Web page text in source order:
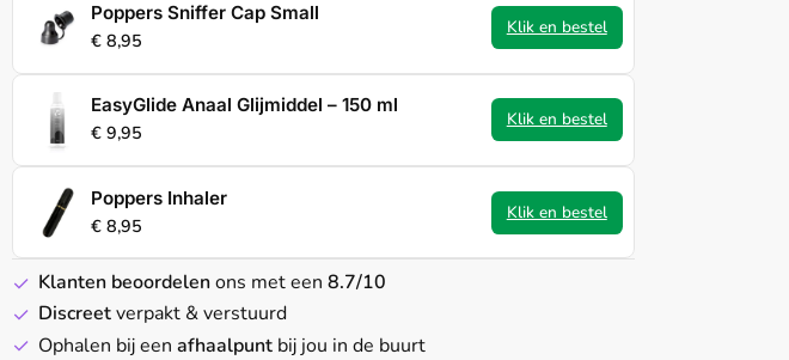
Poppers Sniffer Cap Small
€ 8,95
Klik en bestel
EasyGlide Anaal Glijmiddel – 150 ml
€ 9,95
Klik en bestel
Poppers Inhaler
€ 8,95
Klik en bestel
Klanten beoordelenons met een 8.7/10
Discreetverpakt & verstuurd
Ophalen bij een afhaalpuntbij jou in de buurt